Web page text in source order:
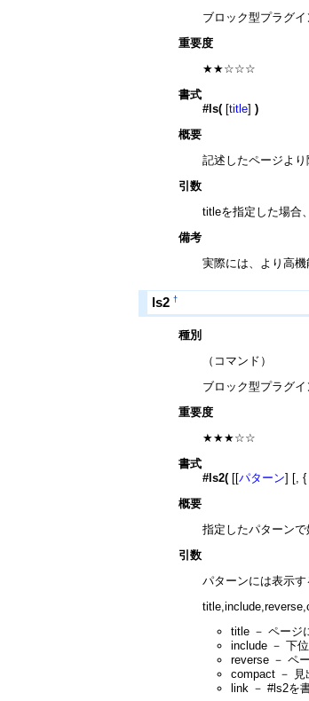
ブロック型プラグイ
重要度
★★☆☆☆
書式
#ls( [title])
概要
記述したページよ
引数
titleを指定した場合
備考
実際には、より高
ls2 †
種別
（コマンド）
ブロック型プラグイ
重要度
★★★☆☆
書式
#ls2( [[パターン] [, {
概要
指定したパターンで
引数
パターンには表示
title － ページ
include － 下
reverse － ペ
compact － 見
link － #ls2を